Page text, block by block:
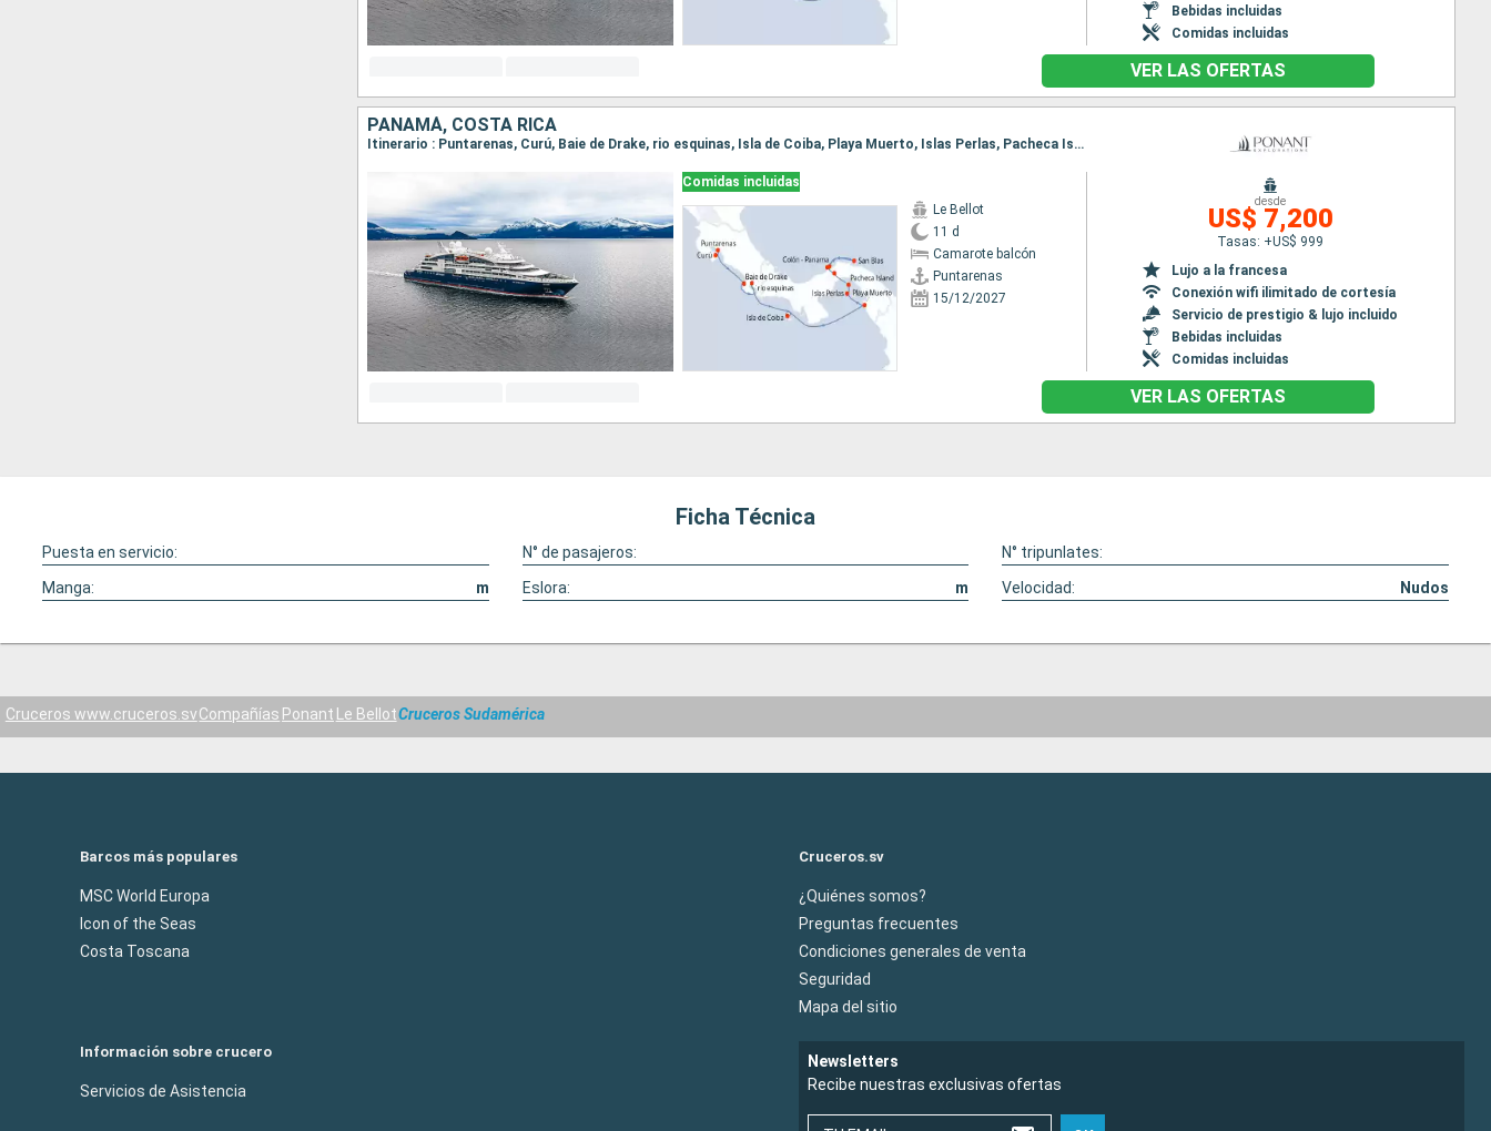
Bebidas incluidas
Comidas incluidas
VER LAS OFERTAS
PANAMÁ, COSTA RICA
Itinerario : Puntarenas, Curú, Baie de Drake, rio esquinas, Isla de Coiba, Playa Muerto, Islas Perlas, Pacheca Island, Crossing Panama canal, San Blas, Fuerte San Lorenzo, Colón - Panama
Comidas incluidas
Le Bellot
11 d
Camarote balcón
Puntarenas
15/12/2027
desde
US$ 7,200
Tasas: +US$ 999
Lujo a la francesa
Conexión wifi ilimitado de cortesía
Servicio de prestigio & lujo incluido
Bebidas incluidas
Comidas incluidas
VER LAS OFERTAS
Ficha Técnica
Puesta en servicio: N° de pasajeros:
N° tripunlates:
Manga:
m Eslora: m Velocidad: Nudos
Cruceros www.cruceros.svCompañías Ponant Le BellotCruceros Sudamérica
Barcos más populares
MSC World Europa
Icon of the Seas
Costa Toscana
Cruceros.sv
¿Quiénes somos?
Preguntas frecuentes
Condiciones generales de venta
Seguridad
Mapa del sitio
Información sobre crucero
Servicios de Asistencia
Newsletters
Recibe nuestras exclusivas ofertas